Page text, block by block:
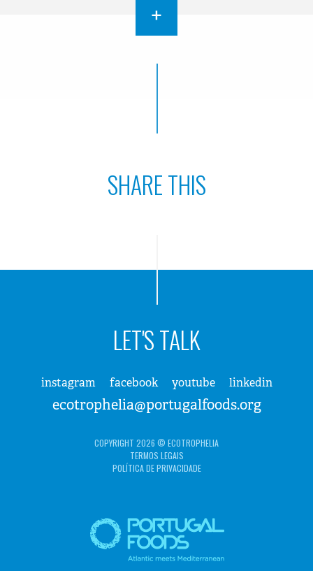
+
SHARE THIS
LET'S TALK
instagram facebook youtube linkedin
ecotrophelia@portugalfoods.org
COPYRIGHT 2026 © ECOTROPHELIA
TERMOS LEGAIS
POLÍTICA DE PRIVACIDADE